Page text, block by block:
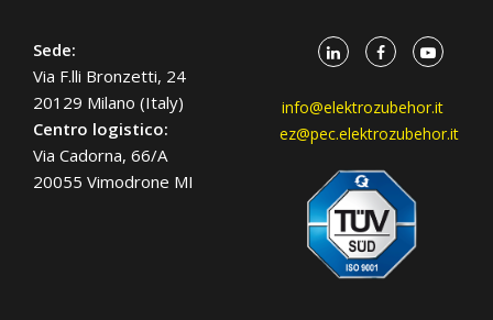
Sede:
Via F.lli Bronzetti, 24
20129 Milano (Italy)
Centro logistico:
Via Cadorna, 66/A
20055 Vimodrone MI
info@elektrozubehor.it
ez@pec.elektrozubehor.it